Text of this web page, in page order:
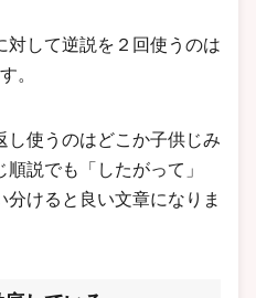
対して逆説を２回使うのは
。
し使うのはどこか子供じみ
説でも「したがって」
分けると良い文章になりま